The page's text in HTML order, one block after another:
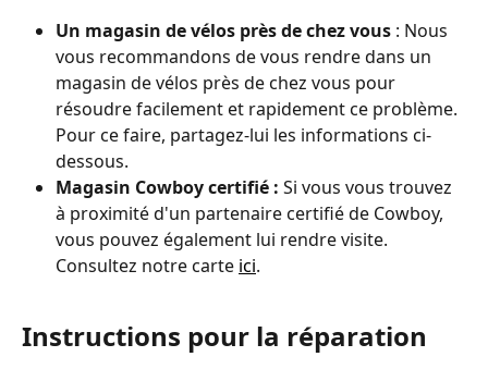
Un magasin de vélos près de chez vous : Nous
vous recommandons de vous rendre dans un
magasin de vélos près de chez vous pour
résoudre facilement et rapidement ce problème.
Pour ce faire, partagez-lui les informations ci-
dessous.
Magasin Cowboy certifié : Si vous vous trouvez
à proximité d'un partenaire certifié de Cowboy,
vous pouvez également lui rendre visite.
Consultez notre carte ici.
Instructions pour la réparation